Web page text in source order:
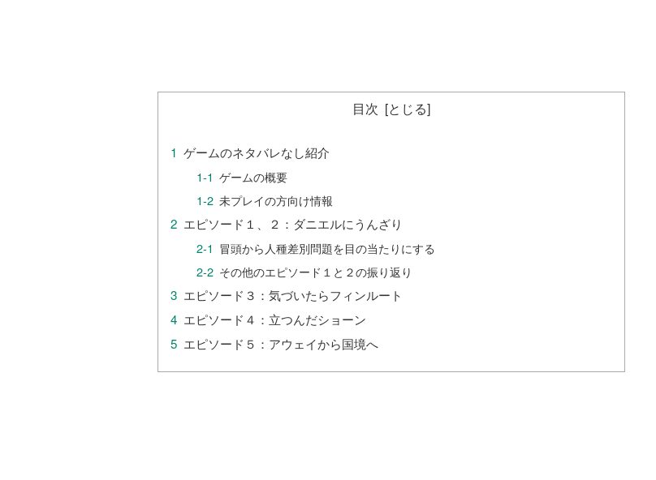
目次
ゲームのネタバレなし紹介
ゲームの概要
未プレイの方向け情報
エピソード１、２：ダニエルにうんざり
冒頭から人種差別問題を目の当たりにする
その他のエピソード１と２の振り返り
エピソード３：気づいたらフィンルート
エピソード４：立つんだショーン
エピソード５：アウェイから国境へ